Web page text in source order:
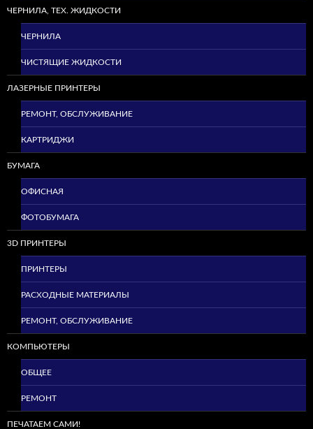
ЧЕРНИЛА, ТЕХ. ЖИДКОСТИ
ЧЕРНИЛА
ЧИСТЯЩИЕ ЖИДКОСТИ
ЛАЗЕРНЫЕ ПРИНТЕРЫ
РЕМОНТ, ОБСЛУЖИВАНИЕ
КАРТРИДЖИ
БУМАГА
ОФИСНАЯ
ФОТОБУМАГА
3D ПРИНТЕРЫ
ПРИНТЕРЫ
РАСХОДНЫЕ МАТЕРИАЛЫ
РЕМОНТ, ОБСЛУЖИВАНИЕ
КОМПЬЮТЕРЫ
ОБЩЕЕ
РЕМОНТ
ПЕЧАТАЕМ САМИ!